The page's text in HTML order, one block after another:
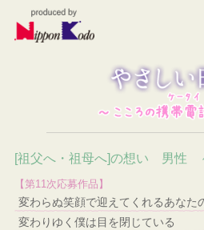
[祖父へ・祖母へ]の想い 男性
【第11次応募作品】
変わらぬ笑顔で迎えてくれるあなた
変わりゆく僕は目を閉じている